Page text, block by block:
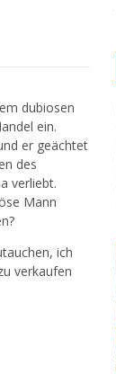
dubiosen
ein.
er geächtet
des
verliebt.
Mann
ich
verkaufen